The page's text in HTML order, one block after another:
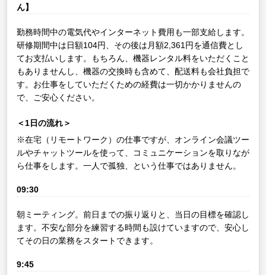
ん】
勤務時間中の電気代やインターネット費用も一部支給します。
研修期間中は日額104円、その後は月額2,361円を通信費とし
てお支払いします。もちろん、機器レンタル料をいただくこと
もありませんし、機器の交換時も含めて、配送料も会社負担で
す。お仕事をしていただくための経費は一切かかりませんの
で、ご安心ください。
＜1日の流れ＞
※在宅（リモートワーク）の仕事ですが、オンライン会議ツー
ルやチャットツールを使って、コミュニケーションを取りなが
ら仕事をします。一人で孤独、という仕事ではありません。
09:30
朝ミーティング。前日までの振り返りと、当日の目標を確認し
ます。不安な部分を練習する時間も設けていますので、安心し
てその日の業務をスタートできます。
9:45